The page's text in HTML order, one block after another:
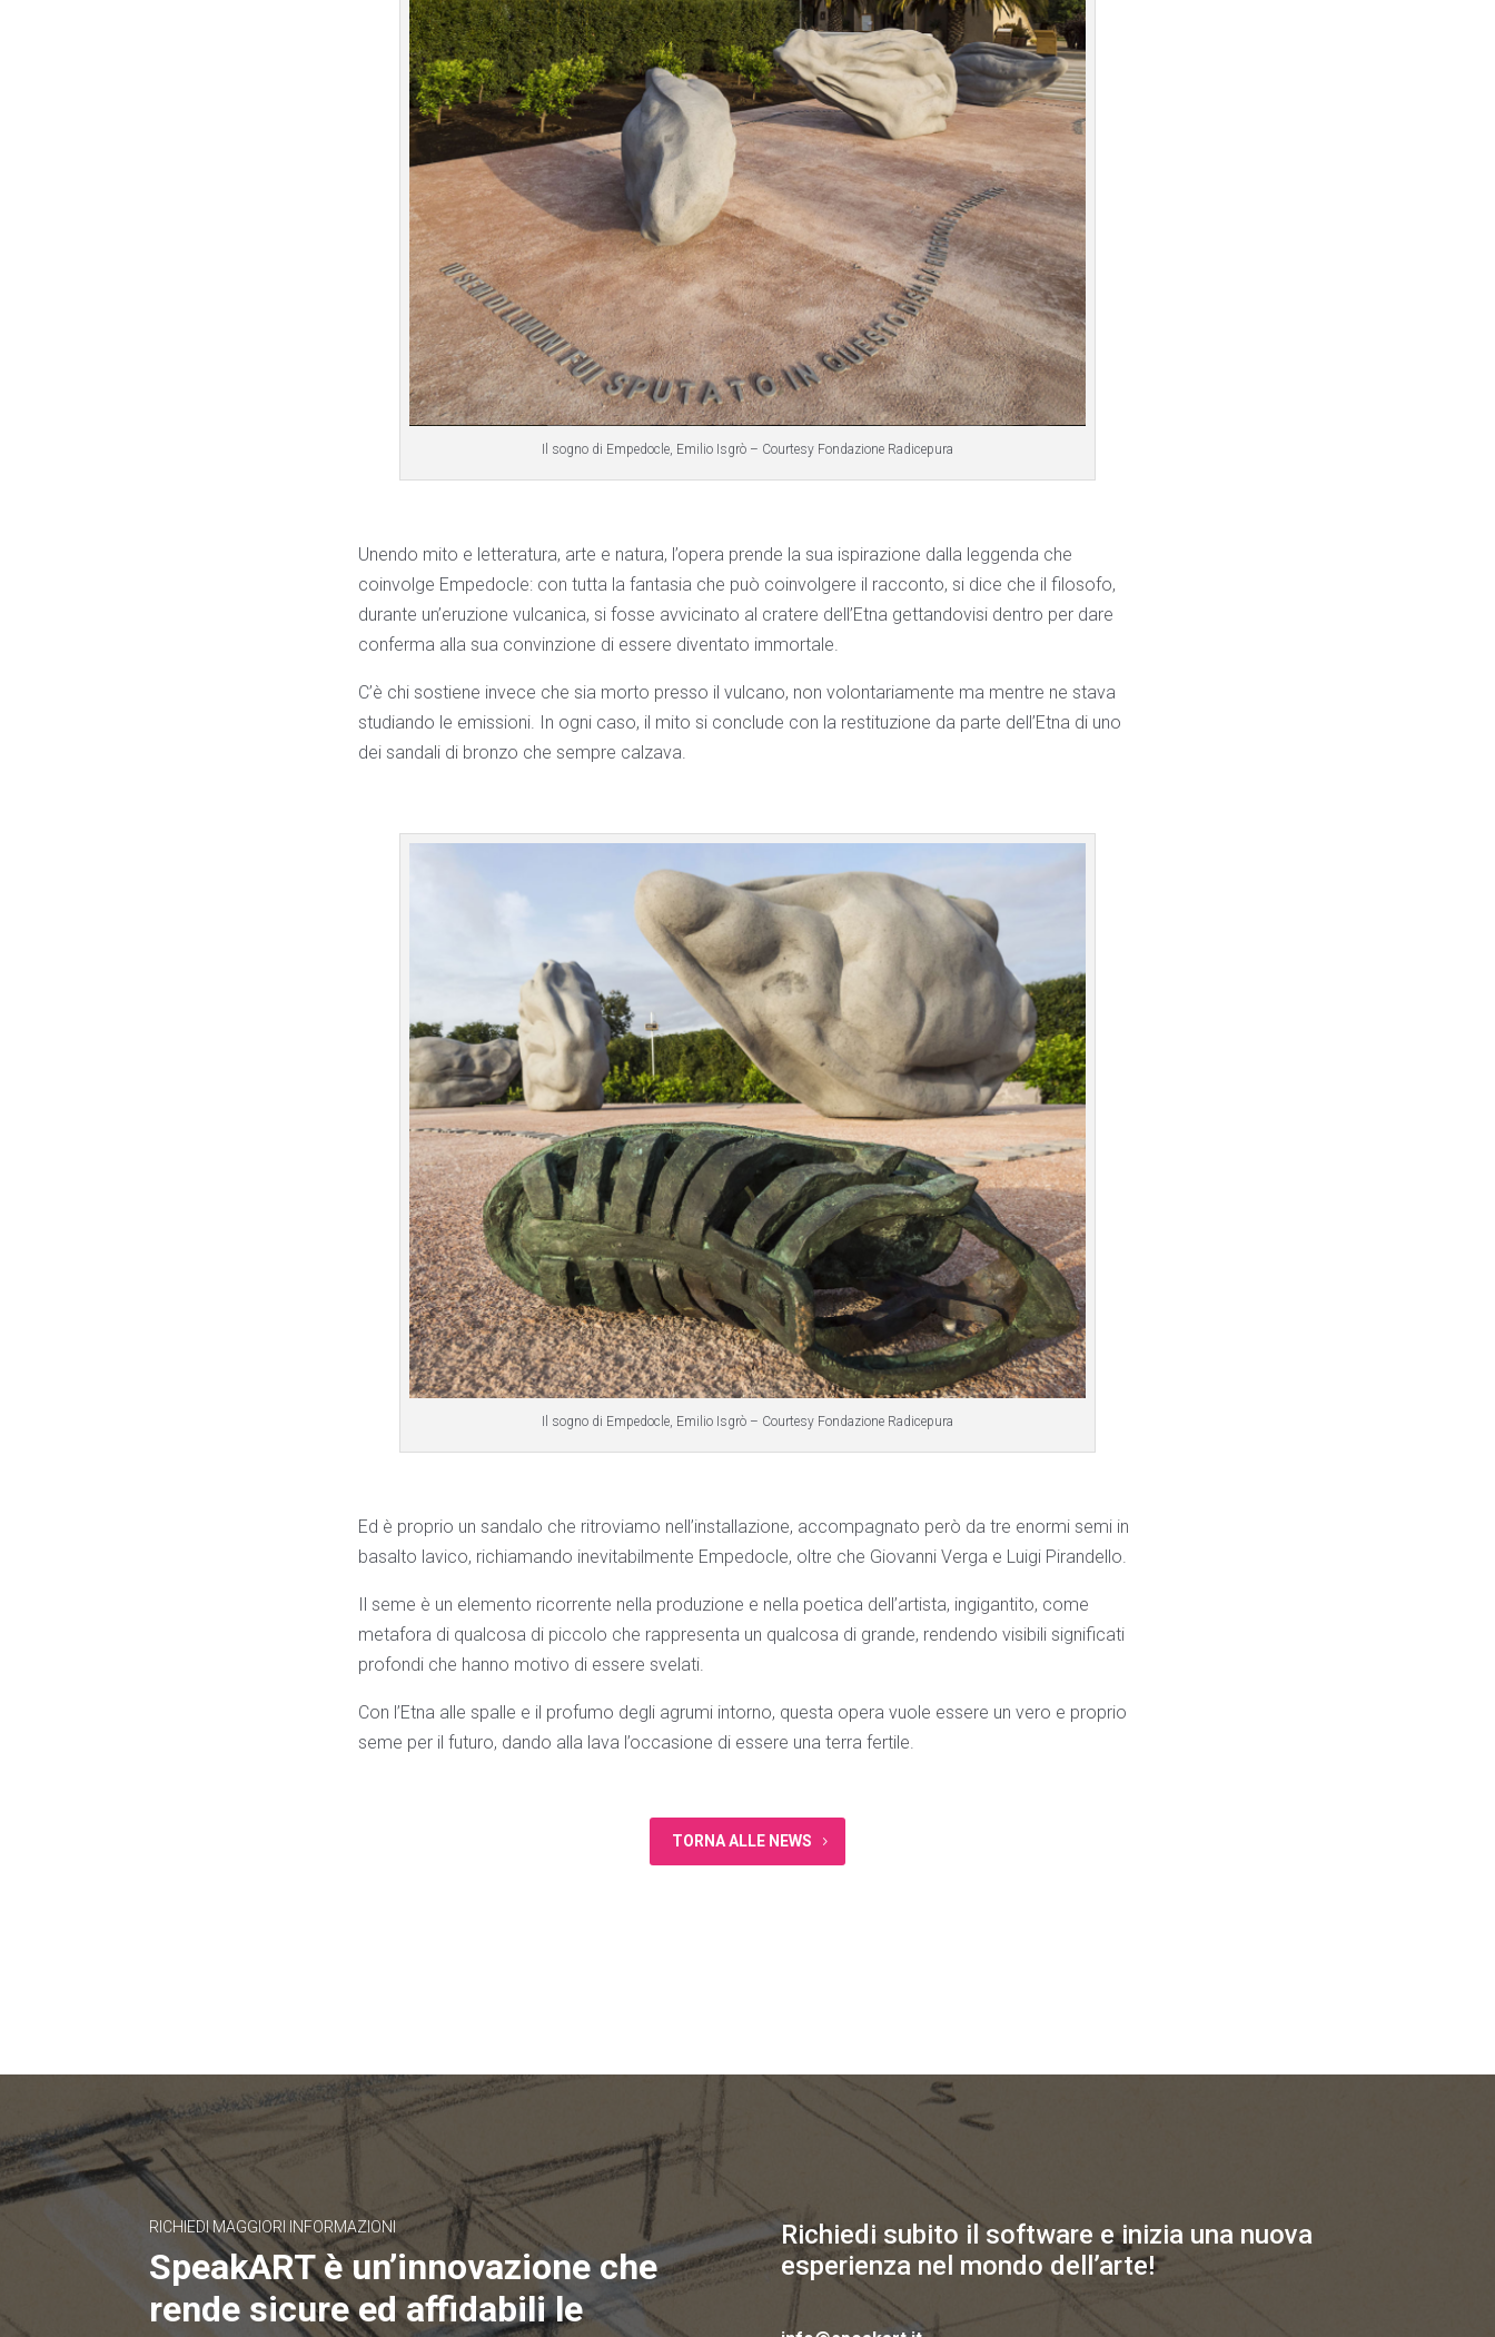
Il sogno di Empedocle, Emilio Isgrò – Courtesy Fondazione Radicepura
Unendo mito e letteratura, arte e natura, l’opera prende la sua ispirazione dalla leggenda che
coinvolge Empedocle: con tutta la fantasia che può coinvolgere il racconto, si dice che il filosofo,
durante un’eruzione vulcanica, si fosse avvicinato al cratere dell’Etna gettandovisi dentro per dare
conferma alla sua convinzione di essere diventato immortale.
C’è chi sostiene invece che sia morto presso il vulcano, non volontariamente ma mentre ne stava
studiando le emissioni. In ogni caso, il mito si conclude con la restituzione da parte dell’Etna di uno
dei sandali di bronzo che sempre calzava.
Il sogno di Empedocle, Emilio Isgrò – Courtesy Fondazione Radicepura
Ed è proprio un sandalo che ritroviamo nell’installazione, accompagnato però da tre enormi semi in
basalto lavico, richiamando inevitabilmente Empedocle, oltre che Giovanni Verga e Luigi Pirandello.
Il seme è un elemento ricorrente nella produzione e nella poetica dell’artista, ingigantito, come
metafora di qualcosa di piccolo che rappresenta un qualcosa di grande, rendendo visibili significati
profondi che hanno motivo di essere svelati.
Con l’Etna alle spalle e il profumo degli agrumi intorno, questa opera vuole essere un vero e proprio
seme per il futuro, dando alla lava l’occasione di essere una terra fertile.
TORNA ALLE NEWS
RICHIEDI MAGGIORI INFORMAZIONI
SpeakART è un’innovazione che
rende sicure ed affidabili le
Richiedi subito il software e inizia una nuova
esperienza nel mondo dell’arte!